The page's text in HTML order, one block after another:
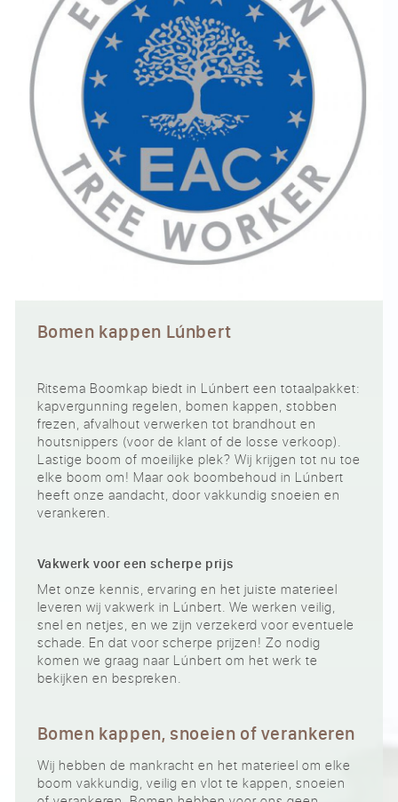
Bomen kappen Lúnbert
Ritsema Boomkap biedt in Lúnbert een totaalpakket:
kapvergunning regelen, bomen kappen, stobben
frezen, afvalhout verwerken tot brandhout en
houtsnippers (voor de klant of de losse verkoop).
Lastige boom of moeilijke plek? Wij krijgen tot nu toe
elke boom om! Maar ook boombehoud in Lúnbert
heeft onze aandacht, door vakkundig snoeien en
verankeren.
Vakwerk voor een scherpe prijs
Met onze kennis, ervaring en het juiste materieel
leveren wij vakwerk in Lúnbert. We werken veilig,
snel en netjes, en we zijn verzekerd voor eventuele
schade. En dat voor scherpe prijzen! Zo nodig
komen we graag naar Lúnbert om het werk te
bekijken en bespreken.
Bomen kappen, snoeien of verankeren
Wij hebben de mankracht en het materieel om elke
boom vakkundig, veilig en vlot te kappen, snoeien